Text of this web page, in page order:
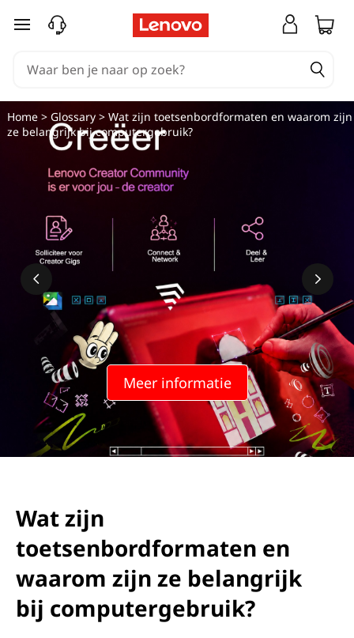
Ga naar de hoofdinhoud
Meer informatie
Home> Glossary> Wat zijn toetsenbordformaten en waarom zijn
ze belangrijk bij computergebruik?
Wat zijn
toetsenbordformaten en
waarom zijn ze belangrijk
bij computergebruik?